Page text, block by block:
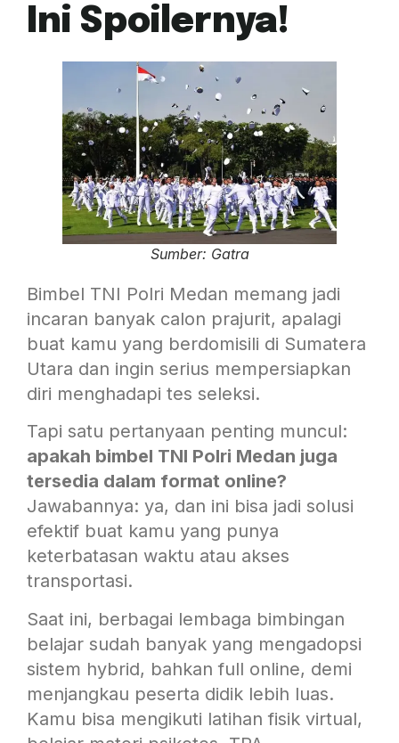
Ini Spoilernya!
Sumber: Gatra
Bimbel TNI Polri Medan memang jadi
incaran banyak calon prajurit, apalagi
buat kamu yang berdomisili di Sumatera
Utara dan ingin serius mempersiapkan
diri menghadapi tes seleksi.
Tapi satu pertanyaan penting muncul:
apakah bimbel TNI Polri Medan juga
tersedia dalam format online?
Jawabannya: ya, dan ini bisa jadi solusi
efektif buat kamu yang punya
keterbatasan waktu atau akses
transportasi.
Saat ini, berbagai lembaga bimbingan
belajar sudah banyak yang mengadopsi
sistem hybrid, bahkan full online, demi
menjangkau peserta didik lebih luas.
Kamu bisa mengikuti latihan fisik virtual,